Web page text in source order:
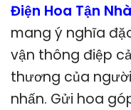
Điện Hoa Tận Nhà
mang ý nghĩa
vận thông điệp
thương của
nhấn. Gửi hoa